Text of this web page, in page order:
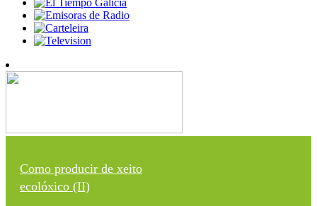
Como producir de xeito
ecolóxico (II)